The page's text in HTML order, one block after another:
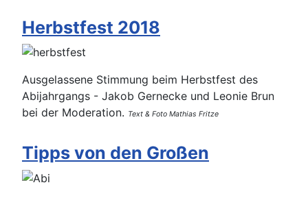
Herbstfest 2018
Ausgelassene Stimmung beim Herbstfest des
Abijahrgangs - Jakob Gernecke und Leonie Brun
bei der Moderation. Text & Foto Mathias Fritze
Tipps von den Großen